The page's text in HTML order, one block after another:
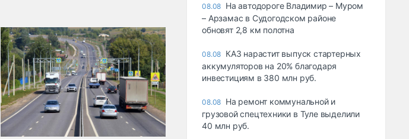
08.08 На автодороге Владимир – Муром
– Арзамас в Судогодском районе
обновят 2,8 км полотна
08.08 КАЗ нарастит выпуск стартерных
аккумуляторов на 20% благодаря
инвестициям в 380 млн руб.
08.08 На ремонт коммунальной и
грузовой спецтехники в Туле выделили
40 млн руб.